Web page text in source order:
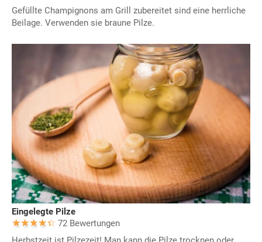
Gefüllte Champignons am Grill zubereitet sind eine herrliche
Beilage. Verwenden sie braune Pilze.
Eingelegte Pilze
72 Bewertungen